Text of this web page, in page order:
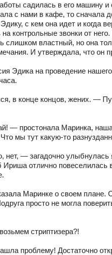
садилась в его машину и
с нами в кафе, то сначала
с кем она идет и когда
на контрольные звонки от
слишком властный, но она
И утверждала, что он
Эдика на проведение
в конце концов, жених. —
— простонала Маринка,
мы тут какую-то
нет, — загадочно
Ириша отлично повеселилась
Маринке о своем плане.
просто не могла
стриптизера?!
проблему! Достаточно